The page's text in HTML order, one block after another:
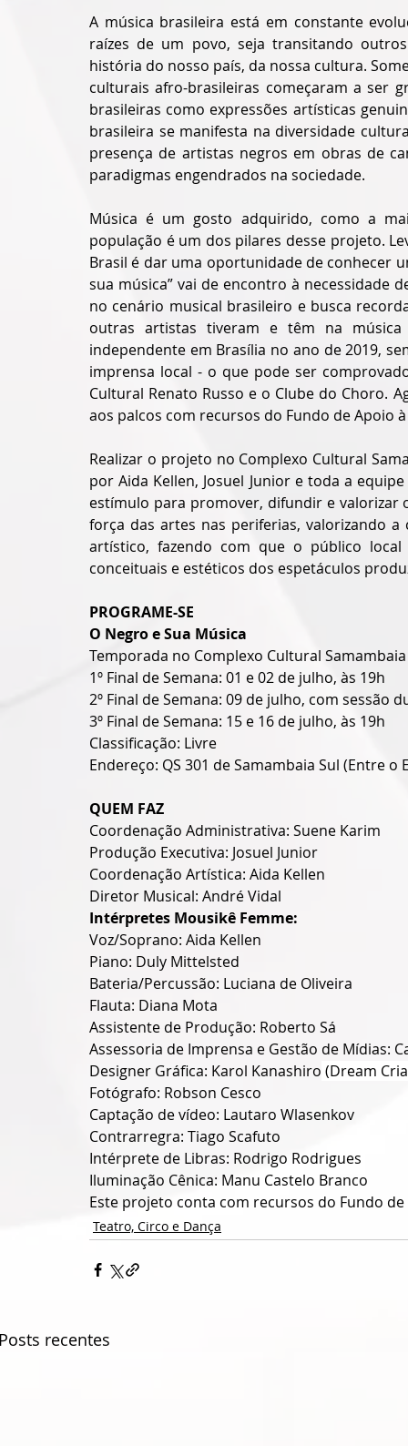
A música brasileira está em constante
raízes de um povo, seja transitando
história do nosso país, da nossa cultura.
culturais afro-brasileiras começaram a ser
brasileiras como expressões artísticas
brasileira se manifesta na diversidade
presença de artistas negros em obras de
paradigmas engendrados na sociedade.
Música é um gosto adquirido, como a
população é um dos pilares desse projeto.
Brasil é dar uma oportunidade de conhecer
sua música” vai de encontro à necessidade
no cenário musical brasileiro e busca
outras artistas tiveram e têm na
independente em Brasília no ano de 2019,
imprensa local - o que pode ser
Cultural Renato Russo e o Clube do Choro.
aos palcos com recursos do Fundo de Apoio
Realizar o projeto no Complexo Cultural
por Aida Kellen, Josuel Junior e toda a
estímulo para promover, difundir e valorizar
força das artes nas periferias, valorizando
artístico, fazendo com que o público
conceituais e estéticos dos espetáculos
PROGRAME-SE
O Negro e Sua Música
Temporada no Complexo Cultural Samambaia
1º Final de Semana: 01 e 02 de julho, às 19h
2º Final de Semana: 09 de julho, com sessão
3º Final de Semana: 15 e 16 de julho, às 19h
Classificação: Livre
Endereço: QS 301 de Samambaia Sul (Entre
QUEM FAZ
Coordenação Administrativa: Suene Karim
Produção Executiva: Josuel Junior
Coordenação Artística: Aida Kellen
Diretor Musical: André Vidal
Intérpretes Mousikê Femme:
Voz/Soprano: Aida Kellen
Piano: Duly Mittelsted
Bateria/Percussão: Luciana de Oliveira
Flauta: Diana Mota
Assistente de Produção: Roberto Sá
Assessoria de Imprensa e Gestão de Mídias:
Designer Gráfica: Karol Kanashiro (Dream
Fotógrafo: Robson Cesco
Captação de vídeo: Lautaro Wlasenkov
Contrarregra: Tiago Scafuto
Intérprete de Libras: Rodrigo Rodrigues
Iluminação Cênica: Manu Castelo Branco
Este projeto conta com recursos do Fundo
Teatro, Circo e Dança
recentes